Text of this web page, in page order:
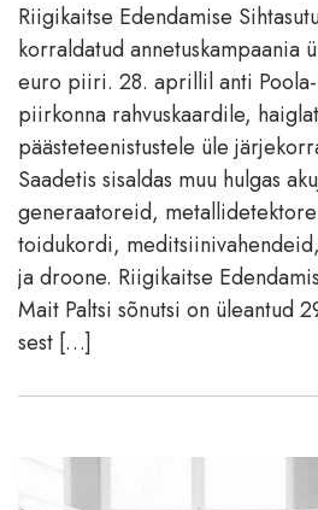
Riigikaitse Edendamise
korraldatud annetuskampaania
euro piiri. 28. aprillil anti
piirkonna rahvuskaardile,
päästeteenistustele üle
Saadetis sisaldas muu hulgas
generaatoreid,
toidukordi,
ja droone. Riigikaitse
Mait Paltsi sõnutsi on üleantud
sest […]